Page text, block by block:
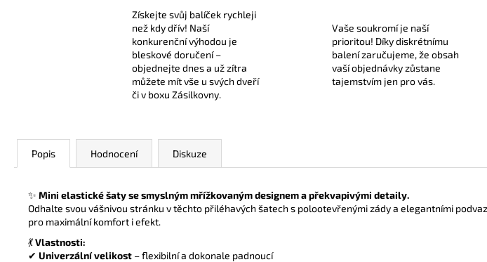
Získejte svůj balíček rychleji
než kdy dřív! Naší
konkurenční výhodou je
bleskové doručení –
objednejte dnes a už zítra
můžete mít vše u svých dveří
či v boxu Zásilkovny.
Vaše soukromí je naší
prioritou! Díky diskrétnímu
balení zaručujeme, že obsah
vaší objednávky zůstane
tajemstvím jen pro vás.
Popis Hodnocení Diskuze
✨ Mini elastické šaty se smyslným mřížkovaným designem a překvapivými detaily.
Odhalte svou vášnivou stránku v těchto přiléhavých šatech s polootevřenými zády a elegantními
pro maximální komfort i efekt.
💃Vlastnosti:
✔ Univerzální velikost – flexibilní a dokonale padnoucí